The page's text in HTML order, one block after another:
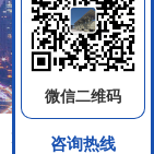
返回
微信二维码
咨询热线